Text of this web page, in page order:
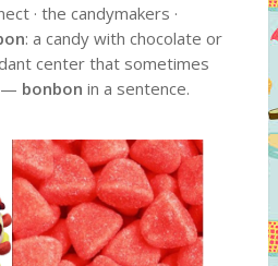
· the candymakers ·
: a candy with chocolate or
center that sometimes
— bonbon in a sentence.